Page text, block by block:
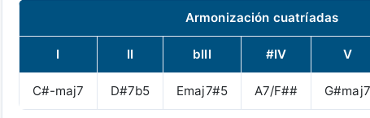
Armonización cuatríadas
I II bIII #IV V
C#-maj7 D#7b5 Emaj7#5 A7/F## G#maj7